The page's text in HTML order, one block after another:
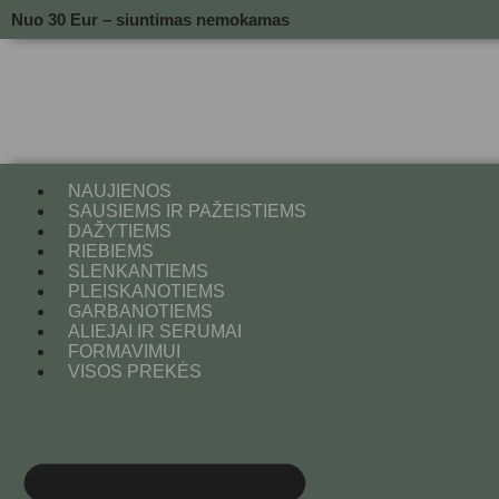
Nuo 30 Eur – siuntimas nemokamas
NAUJIENOS
SAUSIEMS IR PAŽEISTIEMS
DAŽYTIEMS
RIEBIEMS
SLENKANTIEMS
PLEISKANOTIEMS
GARBANOTIEMS
ALIEJAI IR SERUMAI
FORMAVIMUI
VISOS PREKĖS